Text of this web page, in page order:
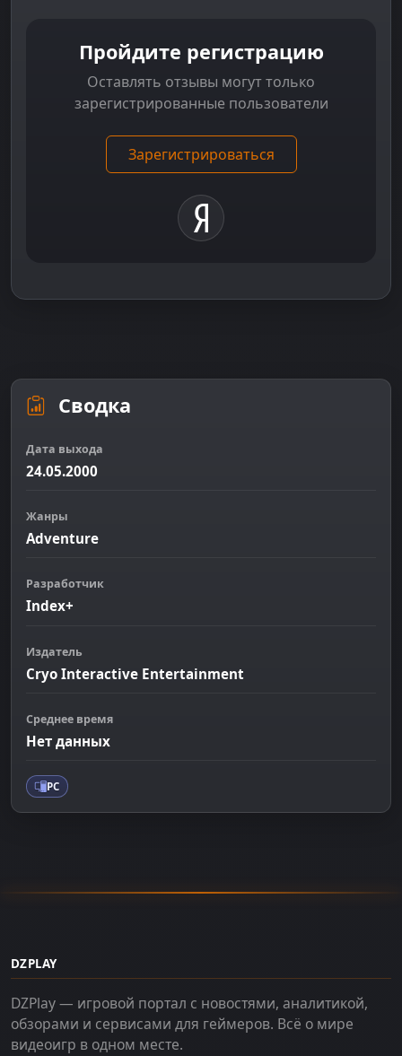
Пройдите регистрацию
Оставлять отзывы могут только
зарегистрированные пользователи
Зарегистрироваться
Сводка
Дата выхода
24.05.2000
Жанры
Adventure
Разработчик
Index+
Издатель
Cryo Interactive Entertainment
Среднее время
Нет данных
PC
DZPLAY
DZPlay — игровой портал с новостями, аналитикой,
обзорами и сервисами для геймеров. Всё о мире
видеоигр в одном месте.